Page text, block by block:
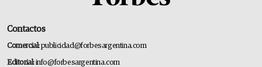
Contactos
Comercial:publicidad@forbesargentina.com
Editorial:info@forbesargentina.com